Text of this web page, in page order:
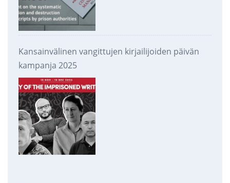
Kansainvälinen vangittujen kirjailijoiden päivän
kampanja 2025